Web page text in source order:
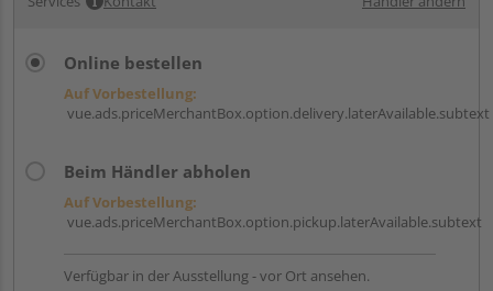
Online bestellen
Auf Vorbestellung:
vue.ads.priceMerchantBox.option.delivery.laterAvailable.subtext
Beim Händler abholen
Auf Vorbestellung:
vue.ads.priceMerchantBox.option.pickup.laterAvailable.subtext
Verfügbar in der Ausstellung - vor Ort ansehen.